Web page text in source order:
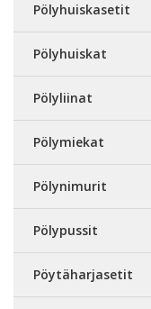
Pölyhuiskasetit
Pölyhuiskat
Pölyliinat
Pölymiekat
Pölynimurit
Pölypussit
Pöytäharjasetit